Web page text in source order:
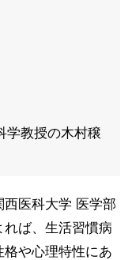
学教授の木村穣
医科大学 医学部
ば、生活習慣病
や心理特性にあ